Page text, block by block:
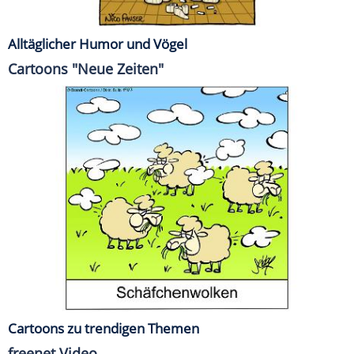
Alltäglicher Humor und Vögel
Cartoons "Neue Zeiten"
Cartoons zu trendigen Themen